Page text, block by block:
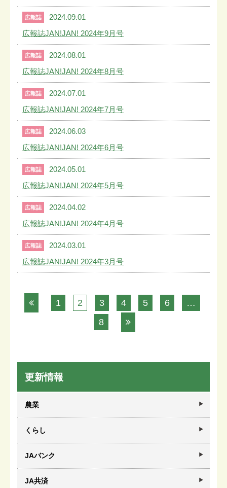
広報誌
2024.09.01
広報誌JAN!JAN! 2024年9月号
広報誌
2024.08.01
広報誌JAN!JAN! 2024年8月号
広報誌
2024.07.01
広報誌JAN!JAN! 2024年7月号
広報誌
2024.06.03
広報誌JAN!JAN! 2024年6月号
広報誌
2024.05.01
広報誌JAN!JAN! 2024年5月号
広報誌
2024.04.02
広報誌JAN!JAN! 2024年4月号
広報誌
2024.03.01
広報誌JAN!JAN! 2024年3月号
1 2 3 4 5 6
…
8
更新情報
農業
くらし
JAバンク
JA共済